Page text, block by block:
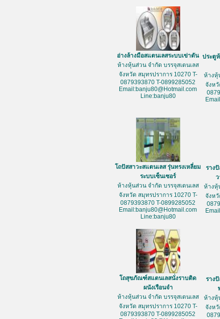
อ่างล้างมือสแตนเลสระบบเข่าดัน
ห้างหุ้นส่วน จำกัด บรรจุสเตนเลส
จังหวัด สมุทรปราการ 10270 T-
0879393870 T-0899285052
Email:banju80@Hotmail.com
Line:banju80
ประตู
ห้างหุ้
จังห
โถปัสสาวะสแตนเลส รุ่นทรงเหลี่ยม
ระบบเซ็นเซอร์
ห้างหุ้นส่วน จำกัด บรรจุสเตนเลส
จังหวัด สมุทรปราการ 10270 T-
0879393870 T-0899285052
Email:banju80@Hotmail.com
Line:banju80
ราง
ห้างหุ้
จังห
โถสุขภัณฑ์สแตนเลสนั่งราบติด
ผนังเรือนจำ
ห้างหุ้นส่วน จำกัด บรรจุสเตนเลส
จังหวัด สมุทรปราการ 10270 T-
0879393870 T-0899285052
ราง
ห้างหุ้
จังห